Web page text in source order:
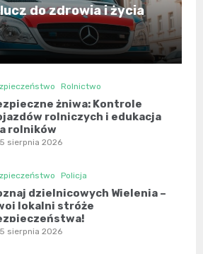
do zdrowia i życia
Rolnictwo
żniwa: Kontrole
rolniczych i edukacja
rolników
5 sierpnia 2026
Policja
dzielnicowych Wielenia –
lokalni stróże
5 sierpnia 2026